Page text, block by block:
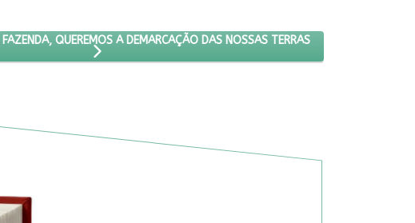
NÃO QUEREMOS FAZENDA, QUEREMOS A DEMARCAÇÃO DAS NOSSAS TERRAS
QUEREMOS A DEMARCAÇÃO DAS NOSSAS TERRAS